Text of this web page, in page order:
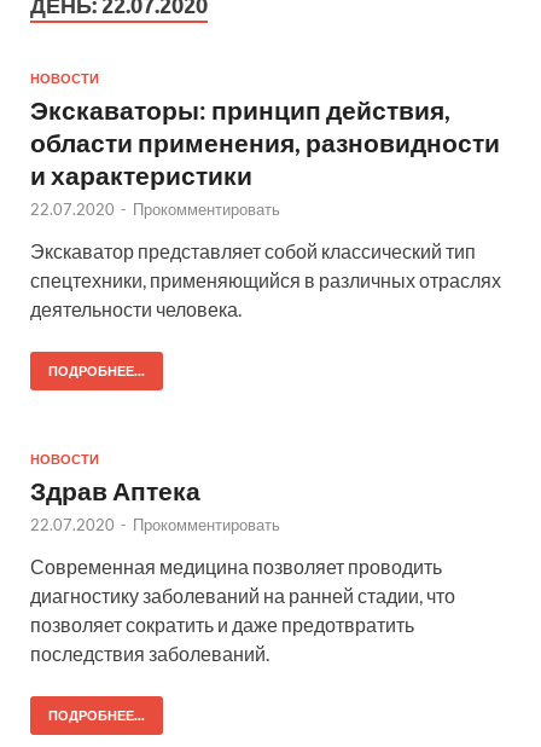
ДЕНЬ:22.07.2020
НОВОСТИ
Экскаваторы: принцип действия,
области применения, разновидности
и характеристики
22.07.2020 - Прокомментировать
Экскаватор представляет собой классический тип
спецтехники, применяющийся в различных отраслях
деятельности человека.
ПОДРОБНЕЕ...
НОВОСТИ
Здрав Аптека
22.07.2020 - Прокомментировать
Современная медицина позволяет проводить
диагностику заболеваний на ранней стадии, что
позволяет сократить и даже предотвратить
последствия заболеваний.
ПОДРОБНЕЕ...